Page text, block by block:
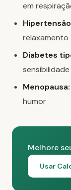
em
relaxamento
Diabetes
sensibilidade
Menopausa:
humor
Melhore
Usar